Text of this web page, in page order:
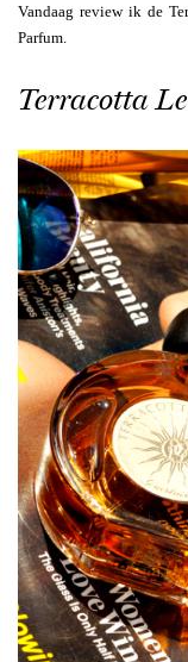
Vandaag review ik de
Parfum.
Terracotta